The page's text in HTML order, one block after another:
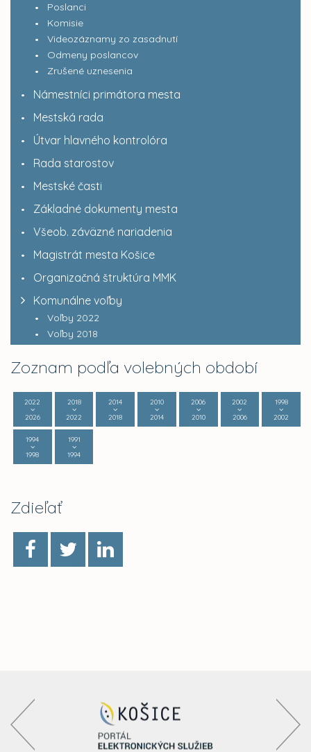
Poslanci
Komisie
Videozáznamy zo zasadnutí
Odmeny poslancov
Zrušené uznesenia
Námestníci primátora mesta
Mestská rada
Útvar hlavného kontrolóra
Rada starostov
Mestské časti
Základné dokumenty mesta
Všeob. záväzné nariadenia
Magistrát mesta Košice
Organizačná štruktúra MMK
Komunálne voľby
Voľby 2022
Voľby 2018
Zoznam podľa volebných období
2022
2026
2018
2022
2014
2018
2010
2014
2006
2010
2002
2006
1998
2002
1994
1998
1991
1994
Zdieľať